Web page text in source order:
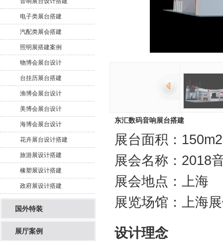
电子类展台搭建
汽配类展会搭建
照明展搭建案例
物博会展台设计
台挂历展台搭建
渔博会展台设计
美博会展台设计
海博会展台设计
花卉展台设计搭建
旅游展设计搭建
橡塑展设计搭建
政府展设计搭建
国外特装
展厅案例
东汇数码音响展台搭建
展台面积：150m2
展会名称：2018
展会地点：上海
展览场馆：上海
设计理念